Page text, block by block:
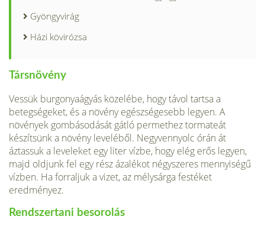
Gyöngyvirág
Házi kövirózsa
Társnövény
Vessük burgonyaágyás közelébe, hogy távol tartsa a
betegségeket, és a növény egészségesebb legyen. A
növények gombásodását gátló permethez torma­teát
készítsünk a növény leveléből. Negyvennyolc órán át
áztassuk a leveleket egy liter vízbe, hogy elég erős legyen,
majd oldjunk fel egy rész ázalékot négyszeres mennyiségű
vízben. Ha forraljuk a vizet, az mélysárga festéket
eredményez.
Rendszertani besorolás